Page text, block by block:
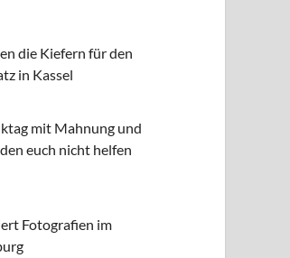
die Kiefern für den
in Kassel
mit Mahnung und
euch nicht helfen
Fotografien im